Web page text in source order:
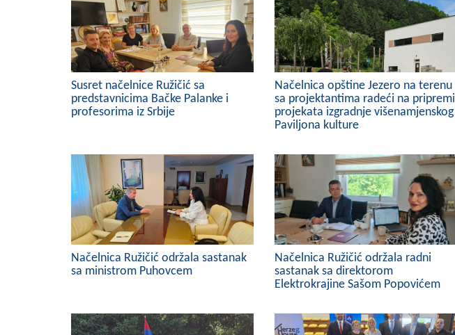
Susret načelnice Ružičić sa
predstavnicima Bačke Palanke i
profesorima iz Srbije
Načelnica opštine Jezero na terenu
sa projektantima radeći na pripremi
projekata izgradnje višenamjenskog
Paviljona kulture
Načelnica Ružičić održala sastanak
sa ministrom Puhovcem
Načelnica Ružičić održala radni
sastanak sa direktorom
Elektrokrajine Sašom Popovićem